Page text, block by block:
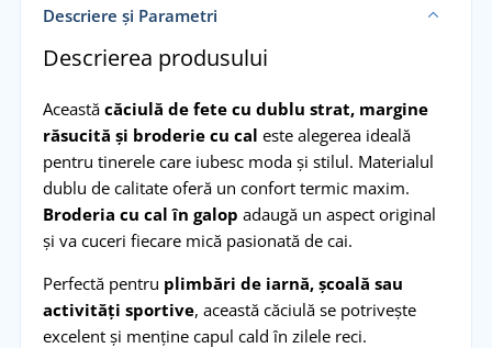
Descriere și Parametri
Descrierea produsului
Această căciulă de fete cu dublu strat, margine
răsucită și broderie cu cal este alegerea ideală
pentru tinerele care iubesc moda și stilul. Materialul
dublu de calitate oferă un confort termic maxim.
Broderia cu cal în galop adaugă un aspect original
și va cuceri fiecare mică pasionată de cai.
Perfectă pentru plimbări de iarnă, școală sau
activități sportive, această căciulă se potrivește
excelent și menține capul cald în zilele reci.